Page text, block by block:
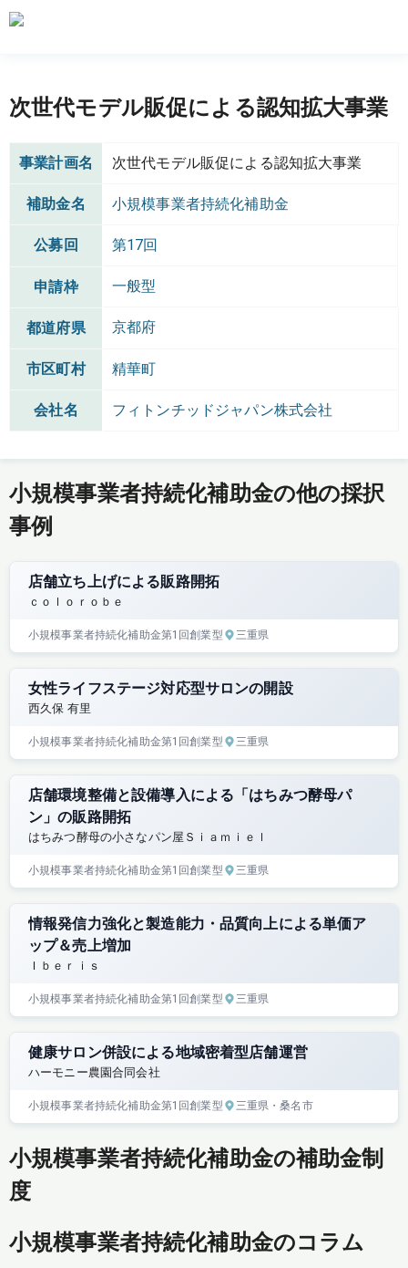
次世代モデル販促による認知拡大事業
事業計画名 次世代モデル販促による認知拡大事業
補助金名 小規模事業者持続化補助金
公募回 第17回
申請枠 一般型
都道府県 京都府
市区町村 精華町
会社名 フィトンチッドジャパン株式会社
小規模事業者持続化補助金の他の採択
事例
店舗立ち上げによる販路開拓
ｃｏｌｏｒｏｂｅ
小規模事業者持続化補助金第1回創業型 三重県
女性ライフステージ対応型サロンの開設
西久保 有里
小規模事業者持続化補助金第1回創業型 三重県
店舗環境整備と設備導入による「はちみつ酵母パ
ン」の販路開拓
はちみつ酵母の小さなパン屋Ｓｉａｍｉｅｌ
小規模事業者持続化補助金第1回創業型 三重県
情報発信力強化と製造能力・品質向上による単価ア
ップ＆売上増加
Ｉｂｅｒｉｓ
小規模事業者持続化補助金第1回創業型 三重県
健康サロン併設による地域密着型店舗運営
ハーモニー農園合同会社
小規模事業者持続化補助金第1回創業型 三重県 ・桑名市
小規模事業者持続化補助金の補助金制
度
小規模事業者持続化補助金のコラム